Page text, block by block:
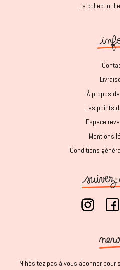
La collection
À propos
Les points
Espace
Mentions
Conditions
N'hésitez pas à vous abonner pour